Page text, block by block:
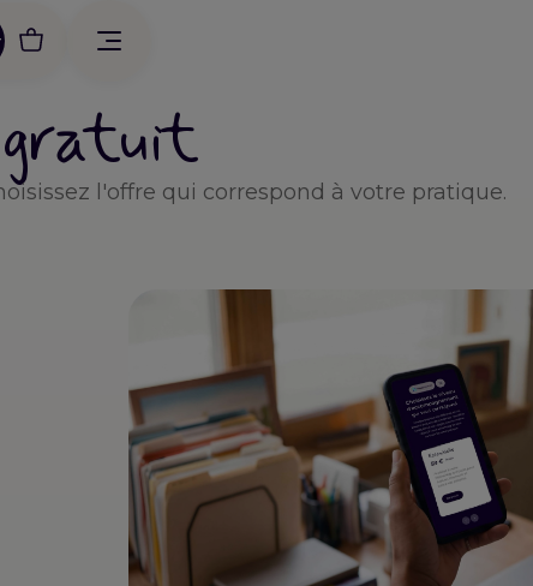
gratuit
l'offre qui correspond à votre pratique.